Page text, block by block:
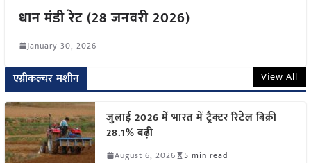
धान मंडी रेट (28 जनवरी 2026)
January 30, 2026
एग्रीकल्चर मशीन View All
जुलाई 2026 में भारत में ट्रैक्टर रिटेल बिक्री
28.1% बढ़ी
August 6, 2026 5 min read